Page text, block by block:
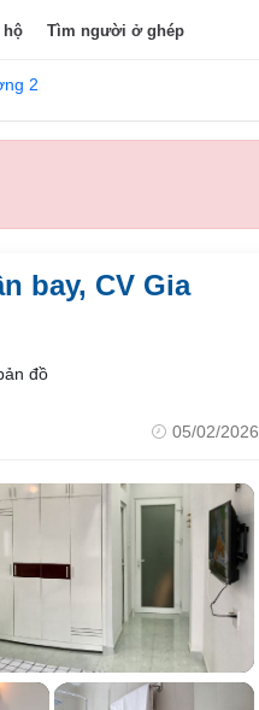
hộ Tìm người ở ghép
2
bay, CV Gia
đồ
05/02/2026